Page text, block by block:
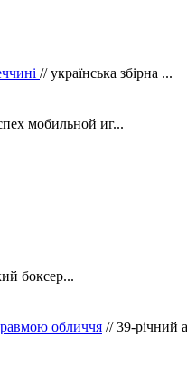
// українська збірна ...
мобильной иг...
боксер...
обличчя // 39-річний